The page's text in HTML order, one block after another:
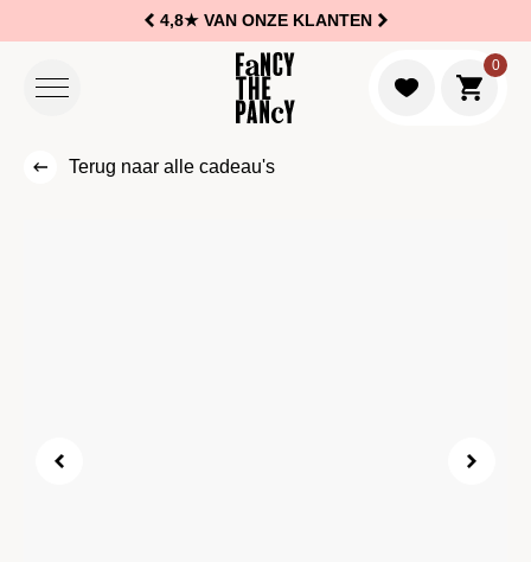
4,8★VAN ONZE KLANTEN
0
Naar
Terug naar alle cadeau's